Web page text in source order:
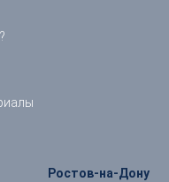
Ростов-на-Дону